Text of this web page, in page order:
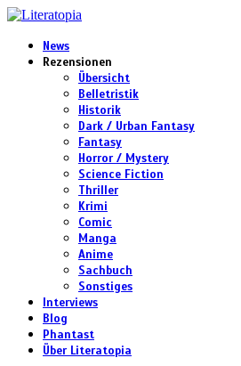
News
Rezensionen
Übersicht
Belletristik
Historik
Dark / Urban Fantasy
Fantasy
Horror / Mystery
Science Fiction
Thriller
Krimi
Comic
Manga
Anime
Sachbuch
Sonstiges
Interviews
Blog
Phantast
Über Literatopia